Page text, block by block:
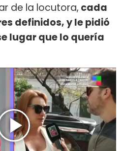
de la locutora, cada
definidos, y le pidió
lugar que lo quería